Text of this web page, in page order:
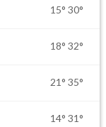
15° 30°
18° 32°
21° 35°
14° 31°